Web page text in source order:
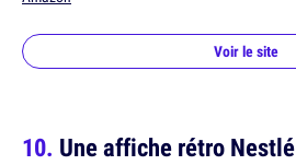
Voir le site
Une affiche rétro Nestlé